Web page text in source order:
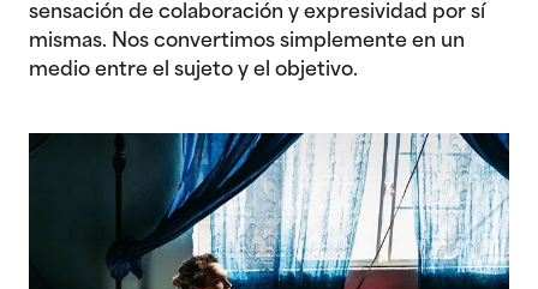
sensación de colaboración y expresividad por sí
mismas. Nos convertimos simplemente en un
medio entre el sujeto y el objetivo.